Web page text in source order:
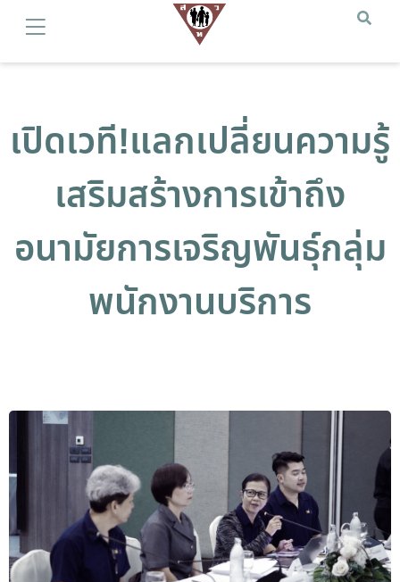
เปิดเวที!แลกเปลี่ยนความรู้
เสริมสร้างการเข้าถึง
อนามัยการเจริญพันธุ์กลุ่ม
พนักงานบริการ